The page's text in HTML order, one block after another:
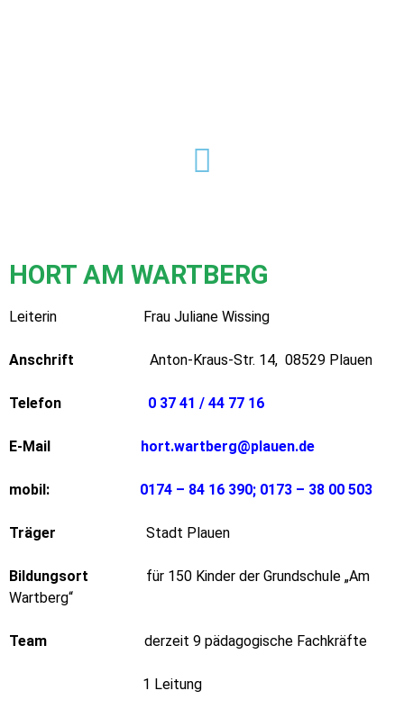
HORT AM WARTBERG
Leiterin Frau Juliane Wissing
Anschrift Anton-Kraus-Str. 14, 08529 Plauen
Telefon 0 37 41 / 44 77 16
E-Mail hort.wartberg@plauen.de
mobil: 0174 – 84 16 390; 0173 – 38 00 503
Träger Stadt Plauen
Bildungsort
für 150 Kinder der Grundschule „Am
Wartberg“
Team derzeit 9 pädagogische Fachkräfte
1 Leitung